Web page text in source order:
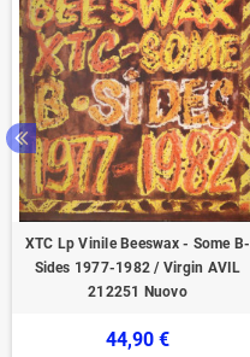
XTC Lp Vinile Beeswax - Some B-
Sides 1977-1982 / Virgin ‎AVIL
212251 Nuovo
44,90 €